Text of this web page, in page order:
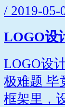
/ 2019-05-
LOGO设
LOGO设
极难题 毕
框架里，